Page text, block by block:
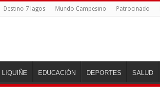
Destino 7 lagos Mundo Campesino Patrocinado
LIQUIÑE EDUCACIÓN DEPORTES SALUD